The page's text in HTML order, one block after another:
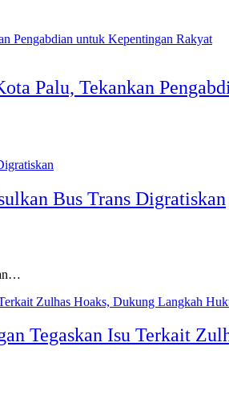
Palu, Tekankan
Bus Trans Digratiskan
Tegaskan Isu Terkait